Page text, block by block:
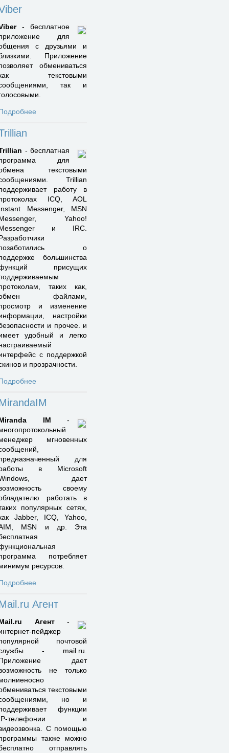
- бесплатное
для
с друзьями и
Приложение
обмениваться
текстовыми
так и
- бесплатная
для
текстовыми
Trillian
работу в
ICQ, AOL
Messenger, MSN
Yahoo!
и IRC.
о
большинства
присущих
таких как,
файлами,
и изменение
настройки
и прочее. и
удобный и легко
с поддержкой
и прозрачности.
IM -
мгновенных
для
в Microsoft
дает
своему
работать в
популярных сетях,
Jabber, ICQ, Yahoo,
MSN и др. Эта
потребляет
ресурсов.
Агент
Агент-
пейджер
почтовой
- mail.ru.
дает
не только
текстовыми
но и
функции
телефонии и
С помощью
также можно
отправлять